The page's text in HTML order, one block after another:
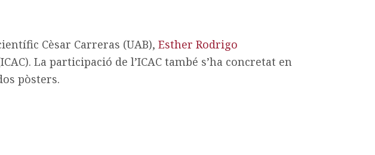
Cèsar Carreras (UAB), Esther Rodrigo
La participació de l’ICAC també s’ha concretat en
pòsters.